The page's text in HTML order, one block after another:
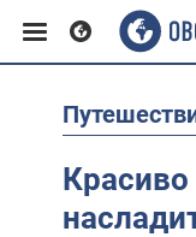
Европа
США
Красиво